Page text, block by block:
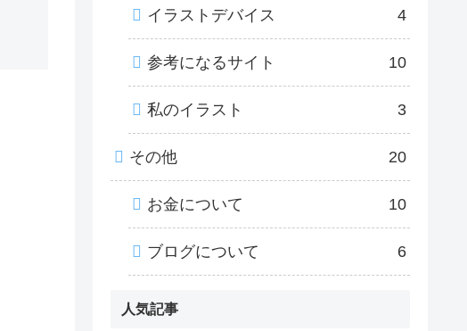
イラストデバイス 4
参考になるサイト 10
私のイラスト 3
その他 20
お金について 10
ブログについて 6
人気記事